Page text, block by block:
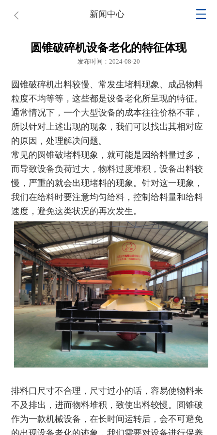
新闻中心
圆锥破碎机设备老化的特征体现
发布时间：2024-08-20
圆锥破碎机出料较慢、常发生堵料现象、成品物料
粒度不均等等，这些都是设备老化所呈现的特征。
通常情况下，一个大型设备的成本往往价格不菲，
所以针对上述出现的现象，我们可以找出其相对应
的原因，处理解决问题。
常见的圆锥破堵料现象，就可能是因给料量过多，
而导致设备负荷过大，物料过度堆积，设备出料较
慢，严重的就会出现堵料的现象。针对这一现象，
我们在给料时要注意均匀给料，控制给料量和给料
速度，避免这类状况的再次发生。
排料口尺寸不合理，尺寸过小的话，容易使物料来
不及排出，进而物料堆积，致使出料较慢。
圆锥破
作为一款机械设备，在长时间运转后，会不可避免